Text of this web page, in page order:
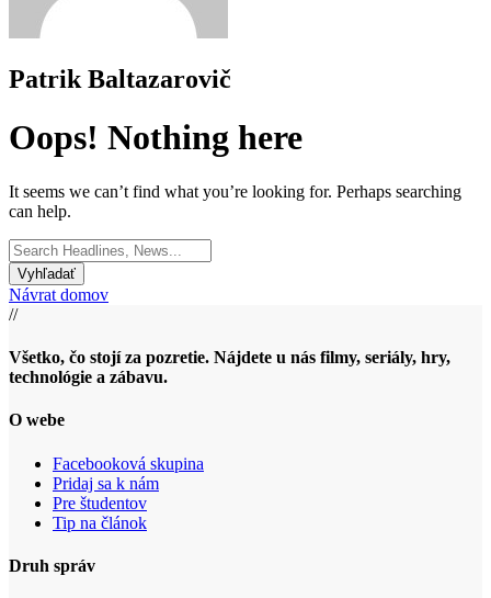
Patrik Baltazarovič
Oops! Nothing here
It seems we can’t find what you’re looking for. Perhaps searching
can help.
Search
for:
Návrat domov
//
Všetko, čo stojí za pozretie. Nájdete u nás filmy, seriály, hry,
technológie a zábavu.
O webe
Facebooková skupina
Pridaj sa k nám
Pre študentov
Tip na článok
Druh správ